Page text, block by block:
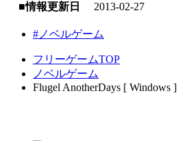
■情報更新日
2013-02-27
#ノベルゲーム
フリーゲームTOP
ノベルゲーム
Flugel AnotherDays [ Windows ]